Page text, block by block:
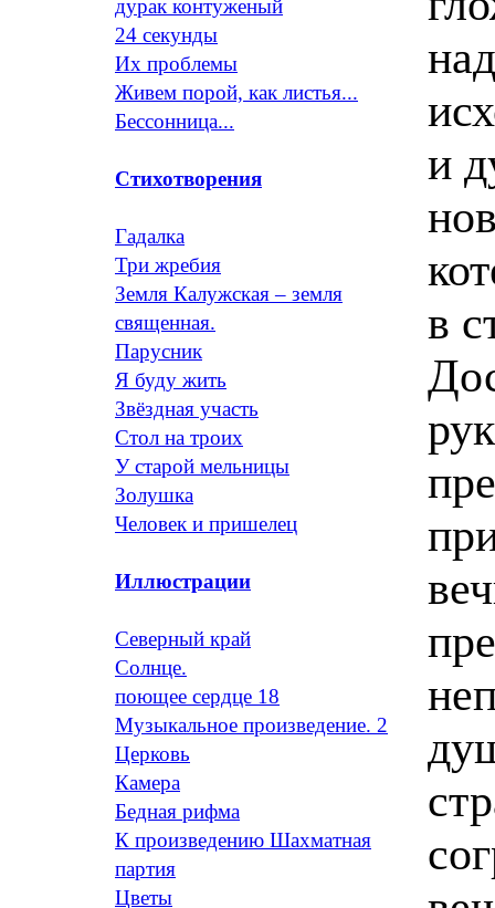
дурак контуженый
24 секунды
Их проблемы
Живем порой, как листья...
Бессонница...
Стихотворения
Гадалка
Три жребия
Земля Калужская – земля
священная.
Парусник
Я буду жить
Звёздная участь
Стол на троих
У старой мельницы
Золушка
Человек и пришелец
Иллюстрации
Северный край
Солнце.
поющее сердце 18
Музыкальное произведение. 2
Церковь
Камера
Бедная рифма
К произведению Шахматная
партия
Цветы
и
в